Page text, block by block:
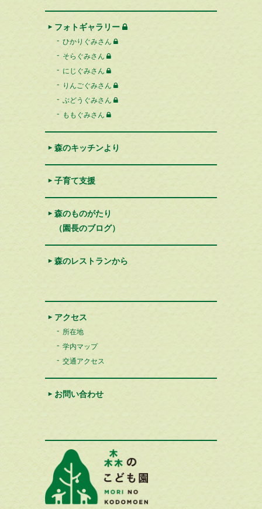
フォトギャラリー
ひかりぐみさん
そらぐみさん
にじぐみさん
りんごぐみさん
ぶどうぐみさん
ももぐみさん
森のキッチンより
子育て支援
森のものがたり
（園長のブログ）
森のレストランから
アクセス
所在地
学内マップ
交通アクセス
お問い合わせ